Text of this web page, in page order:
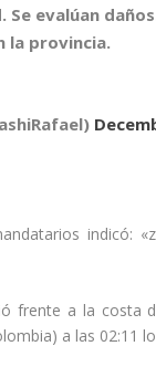
Se evalúan
la provincia.
indicó:
frente a la costa
a las 02:11